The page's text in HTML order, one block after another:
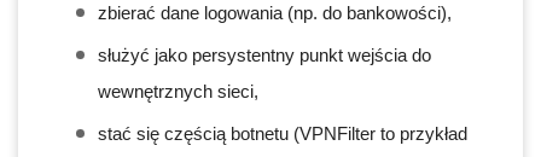
zbierać dane logowania (np. do bankowości),
służyć jako persystentny punkt wejścia do
wewnętrznych sieci,
stać się częścią botnetu (VPNFilter to przykład